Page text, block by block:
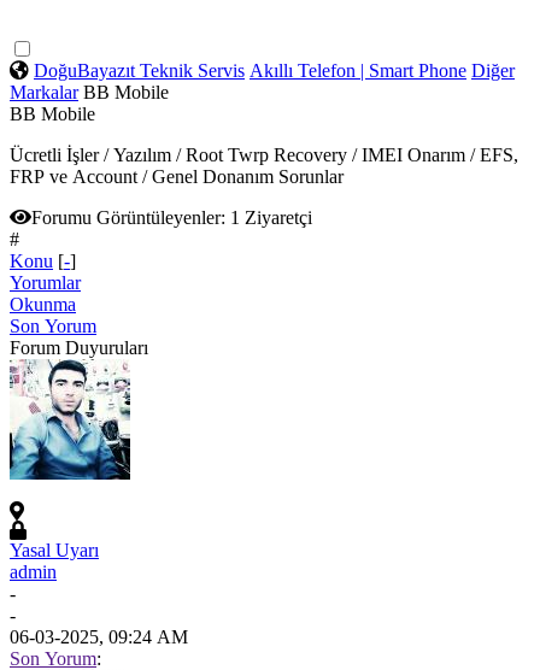
DoğuBayazıt Teknik Servis Akıllı Telefon | Smart Phone Diğer
Markalar BB Mobile
BB Mobile
Ücretli İşler / Yazılım / Root Twrp Recovery / IMEI Onarım / EFS,
FRP ve Account / Genel Donanım Sorunlar
Forumu Görüntüleyenler: 1 Ziyaretçi
#
Konu [-]
Yorumlar
Okunma
Son Yorum
Forum Duyuruları
Yasal Uyarı
admin
-
-
06-03-2025, 09:24 AM
Son Yorum: